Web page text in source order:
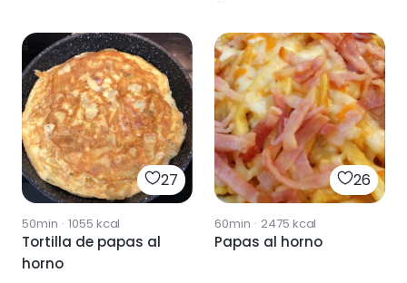
27
50min · 1055 kcal
Tortilla de papas al
horno
26
60min · 2475 kcal
Papas al horno